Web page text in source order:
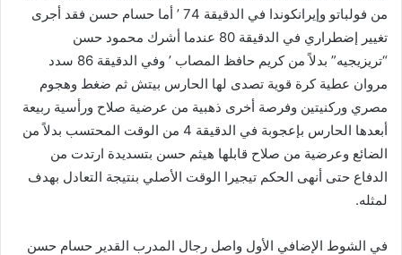
من فولباتو وإيرانكوندا في الدقيقة 74 ’ أما حسام حسن فقد أجرى
تغيير إضطراري في الدقيقة 80 عندما أشرك محمود حسن
“تريزيجيه” بدلاً من كريم حافظ المصاب ’ وفي الدقيقة 86 سدد
مروان عطية كرة قوية تصدى لها الحارس بيتش ثم ضغط وهجوم
مصري وركنيتين وفرصة أخرى ذهبية من عرضية صلاح ورأسية ربيعة
أبعدها الحارس بإعجوبة في الدقيقة 4 من الوقت المحتسب بدلاً من
الضائع وعرضية من صلاح قابلها هيثم حسن بتسديدة ارتدت من
الدفاع حتى أنهى الحكم تيجيرا الوقت الأصلي بنتيجة التعادل بهدف
لمثله.
في الشوط الإضافي الأول واصل رجال المدرب القدير حسام حسن